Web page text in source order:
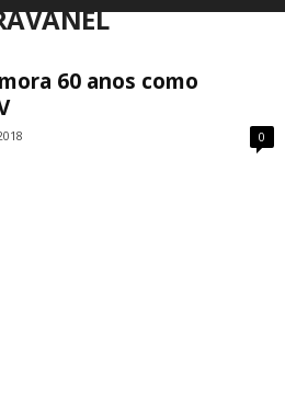
60 anos como
0